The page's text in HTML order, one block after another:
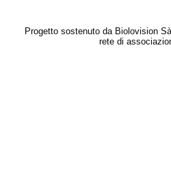
Progetto sostenuto da Biolovision
rete di